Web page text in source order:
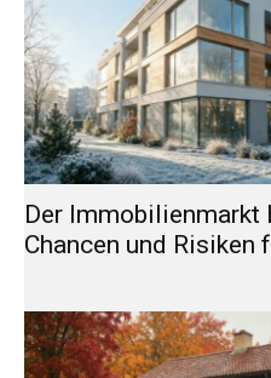
Der Immobilienmarkt
Chancen und Risiken